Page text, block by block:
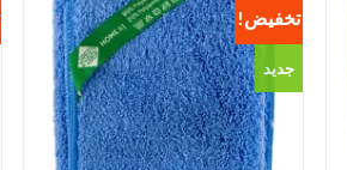
تخفيض!
جديد